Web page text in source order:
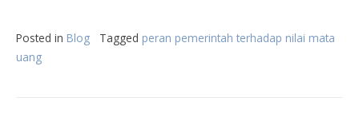
Posted in Blog Tagged peran pemerintah terhadap nilai mata
uang